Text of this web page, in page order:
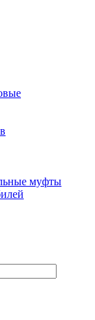
муфты